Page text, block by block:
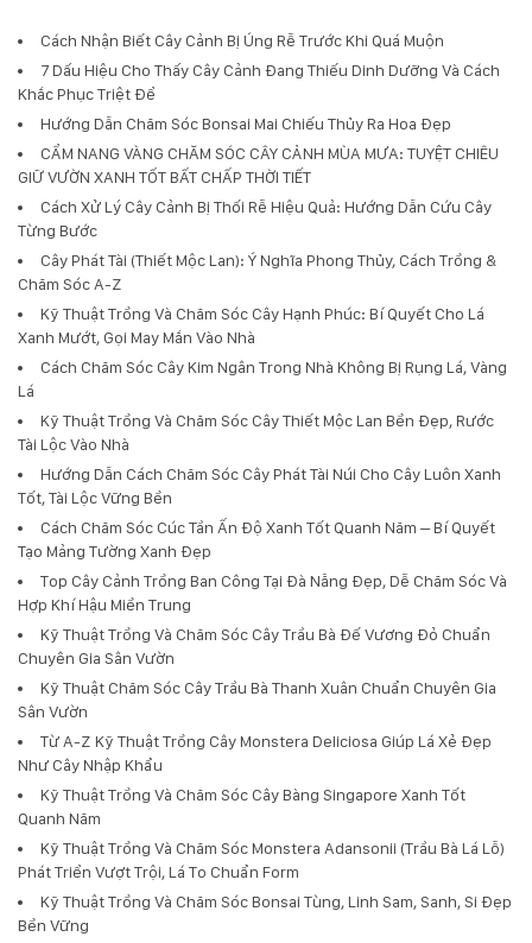
Cách Nhận Biết Cây Cảnh Bị Úng Rễ Trước Khi Quá Muộn
7 Dấu Hiệu Cho Thấy Cây Cảnh Đang Thiếu Dinh Dưỡng Và Cách
Khắc Phục Triệt Để
Hướng Dẫn Chăm Sóc Bonsai Mai Chiếu Thủy Ra Hoa Đẹp
CẨM NANG VÀNG CHĂM SÓC CÂY CẢNH MÙA MƯA: TUYỆT CHIÊU
GIỮ VƯỜN XANH TỐT BẤT CHẤP THỜI TIẾT
Cách Xử Lý Cây Cảnh Bị Thối Rễ Hiệu Quả: Hướng Dẫn Cứu Cây
Từng Bước
Cây Phát Tài (Thiết Mộc Lan): Ý Nghĩa Phong Thủy, Cách Trồng &
Chăm Sóc A-Z
Kỹ Thuật Trồng Và Chăm Sóc Cây Hạnh Phúc: Bí Quyết Cho Lá
Xanh Mướt, Gọi May Mắn Vào Nhà
Cách Chăm Sóc Cây Kim Ngân Trong Nhà Không Bị Rụng Lá, Vàng
Lá
Kỹ Thuật Trồng Và Chăm Sóc Cây Thiết Mộc Lan Bền Đẹp, Rước
Tài Lộc Vào Nhà
Hướng Dẫn Cách Chăm Sóc Cây Phát Tài Núi Cho Cây Luôn Xanh
Tốt, Tài Lộc Vững Bền
Cách Chăm Sóc Cúc Tần Ấn Độ Xanh Tốt Quanh Năm – Bí Quyết
Tạo Mảng Tường Xanh Đẹp
Top Cây Cảnh Trồng Ban Công Tại Đà Nẵng Đẹp, Dễ Chăm Sóc Và
Hợp Khí Hậu Miền Trung
Kỹ Thuật Trồng Và Chăm Sóc Cây Trầu Bà Đế Vương Đỏ Chuẩn
Chuyên Gia Sân Vườn
Kỹ Thuật Chăm Sóc Cây Trầu Bà Thanh Xuân Chuẩn Chuyên Gia
Sân Vườn
Từ A-Z Kỹ Thuật Trồng Cây Monstera Deliciosa Giúp Lá Xẻ Đẹp
Như Cây Nhập Khẩu
Kỹ Thuật Trồng Và Chăm Sóc Cây Bàng Singapore Xanh Tốt
Quanh Năm
Kỹ Thuật Trồng Và Chăm Sóc Monstera Adansonii (Trầu Bà Lá Lỗ)
Phát Triển Vượt Trội, Lá To Chuẩn Form
Kỹ Thuật Trồng Và Chăm Sóc Bonsai Tùng, Linh Sam, Sanh, Si Đẹp
Bền Vững